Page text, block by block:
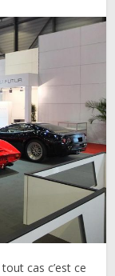
cas c’est ce